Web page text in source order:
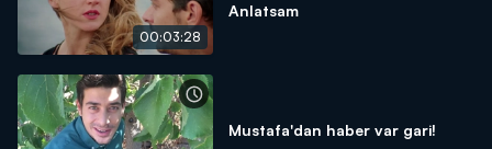
00:03:28
Anlatsam
Mustafa'dan haber var gari!